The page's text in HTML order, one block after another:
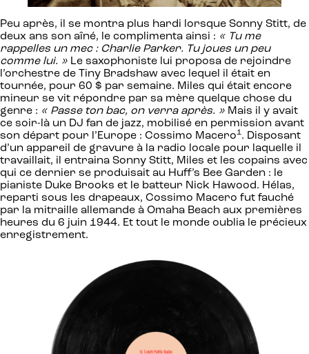
Peu après, il se montra plus hardi lorsque Sonny Stitt, de
deux ans son aîné, le complimenta ainsi : « Tu me
rappelles un mec : Charlie Parker. Tu joues un peu
comme lui. » Le saxophoniste lui proposa de rejoindre
l’orchestre de Tiny Bradshaw avec lequel il était en
tournée, pour 60 $ par semaine. Miles qui était encore
mineur se vit répondre par sa mère quelque chose du
genre : « Passe ton bac, on verra après. » Mais il y avait
ce soir-là un DJ fan de jazz, mobilisé en permission avant
son départ pour l’Europe : Cossimo Macero1. Disposant
d’un appareil de gravure à la radio locale pour laquelle il
travaillait, il entraina Sonny Stitt, Miles et les copains avec
qui ce dernier se produisait au Huff’s Bee Garden : le
pianiste Duke Brooks et le batteur Nick Hawood. Hélas,
reparti sous les drapeaux, Cossimo Macero fut fauché
par la mitraille allemande à Omaha Beach aux premières
heures du 6 juin 1944. Et tout le monde oublia le précieux
enregistrement.